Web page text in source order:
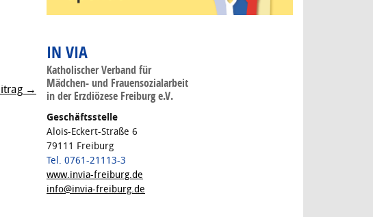
→
IN VIA
Katholischer Verband für
Mädchen- und Frauensozialarbeit
in der Erzdiözese Freiburg e.V.
Geschäftsstelle
Alois-Eckert-Straße 6
79111 Freiburg
Tel. 0761-21113-3
www.invia-freiburg.de
info@invia-freiburg.de